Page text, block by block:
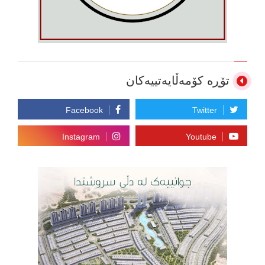
تۆڕە کۆمەڵایەتییەکان